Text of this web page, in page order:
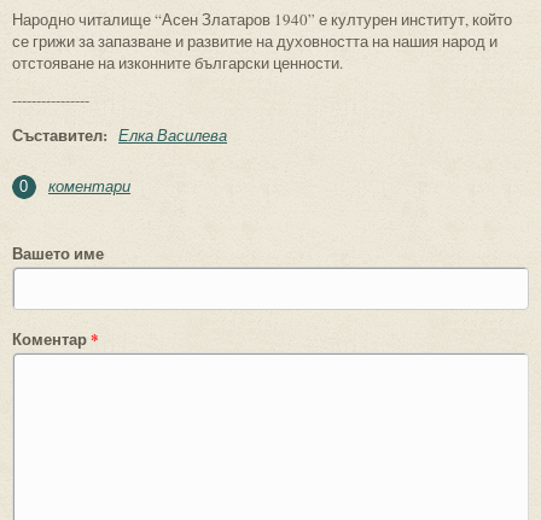
Народно читалище “Асен Златаров 1940” е културен институт, който
се грижи за запазване и развитие на духовността на нашия народ и
отстояване на изконните български ценности.
----------------
Съставител: Елка Василева
0 коментари
Вашето име
Коментар*